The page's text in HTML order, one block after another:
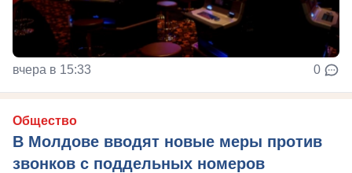
вчера в 15:33 0
Общество
В Молдове вводят новые меры против
звонков с поддельных номеров